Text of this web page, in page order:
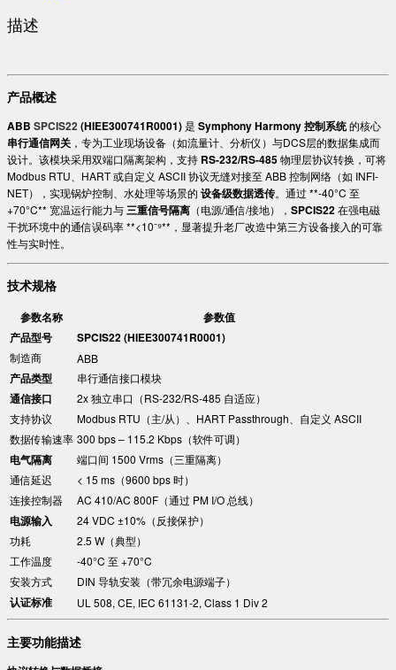
描述
产品概述
ABB SPCIS22(HIEE300741R0001)是 ​ Symphony Harmony 控制系统的核心 ​
串行通信网关 ，专为工业现场设备（如流量计、分析仪）与DCS层的数据集成而
设计。该模块采用双端口隔离架构，支持 ​ RS-232/RS-485物理层协议转换，可将
Modbus RTU、HART 或自定义 ASCII 协议无缝对接至 ABB 控制网络（如 INFI-
NET），实现锅炉控制、水处理等场景的 ​ 设备级数据透传。通过 ​**-40°C 至
+70°C** 宽温运行能力与 ​三重信号隔离 ​（电源/通信/接地），​ SPCIS22在强电磁
干扰环境中的通信误码率 ​**<10⁻⁹**，显著提升老厂改造中第三方设备接入的可靠
性与实时性。
技术规格
参数名称
参数值
产品型号
SPCIS22 (HIEE300741R0001)
制造商 ABB
产品类型 串行通信接口模块
通信接口
2x 独立串口（RS-232/RS-485 自适应）
支持协议
Modbus RTU（主/从）、HART Passthrough、自定义 ASCII
数据传输速率 300 bps – 115.2 Kbps（软件可调）
电气隔离
端口间 1500 Vrms（三重隔离）
通信延迟
< 15 ms（9600 bps 时）
连接控制器
AC 410/AC 800F（通过 PM I/O 总线）
电源输入
24 VDC ±10%（反接保护）
功耗
2.5 W（典型）
工作温度
-40°C 至 +70°C
安装方式
DIN 导轨安装（带冗余电源端子）
认证标准 UL 508, CE, IEC 61131-2, Class 1 Div 2
主要功能描述